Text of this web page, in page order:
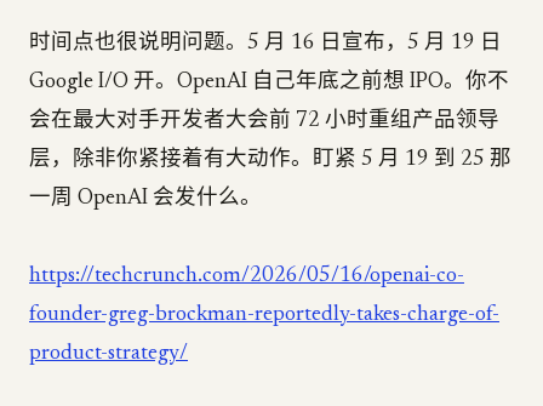
时间点也很说明问题。5 月 16 日宣布，5 月 19 日
Google I/O 开。OpenAI 自己年底之前想 IPO。你不
会在最大对手开发者大会前 72 小时重组产品领导
层，除非你紧接着有大动作。盯紧 5 月 19 到 25 那
一周 OpenAI 会发什么。
https://techcrunch.com/2026/05/16/openai-co-
founder-greg-brockman-reportedly-takes-charge-of-
product-strategy/